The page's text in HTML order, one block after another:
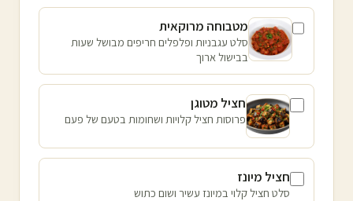
מטבוחה מרוקאית
סלט עגבניות ופלפלים חריפים מבושל שעות
בבישול ארוך
חציל מטוגן
פרוסות חציל קלויות ושחומות בטעם של פעם
חציל מיונז
סלט חציל קלוי במיונז עשיר ושום כתוש